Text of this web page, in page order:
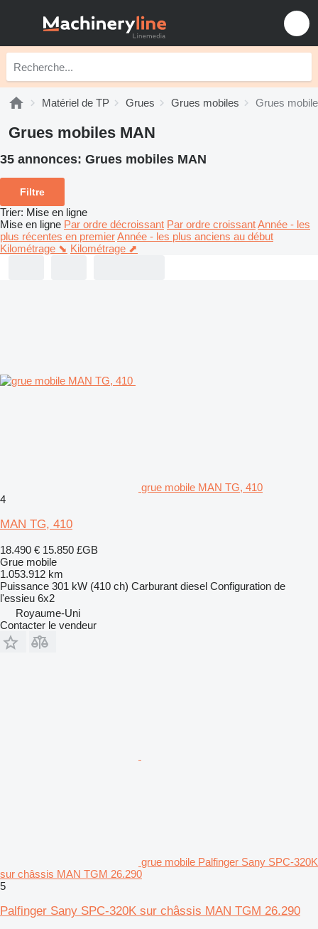
Matériel de TP Grues Grues mobiles Grues
Grues mobiles MAN
35 annonces: Grues mobiles MAN
Filtre
Trier: Mise en ligne
Mise en ligne Par ordre décroissant Par ordre croissantAnnée - les
plus récentes en premierAnnée - les plus anciens au début
Kilométrage ⬊ Kilométrage ⬈
grue mobile MAN TG, 410
4
MAN TG, 410
18.490 € 15.850 £GB
Grue mobile
1.053.912 km
Puissance 301 kW (410 ch) Carburant diesel Configuration de
l'essieu 6x2
Royaume-Uni
Contacter le vendeur
grue mobile Palfinger Sany SPC-320K
sur châssis MAN TGM 26.290
5
Palfinger Sany SPC-320K sur châssis MAN TGM 26.290